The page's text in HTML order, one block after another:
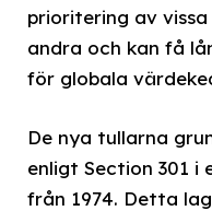
prioritering av
andra och kan få
för globala
De nya tullarna
enligt Section 301 i
från 1974. Detta